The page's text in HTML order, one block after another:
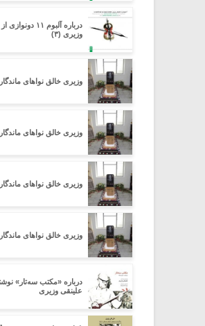
درباره آلبوم ۱۱
وزیری (۳)
وزیری خالق نواهای ماندگار
وزیری خالق نواهای ماندگار
وزیری خالق نواهای ماندگار
وزیری خالق نواهای ماندگار
درباره «مکتب سه‌تار»
علینقی وزیری